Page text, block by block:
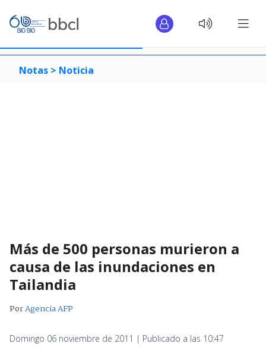
Notas > Noticia
Más de 500 personas murieron a
causa de las inundaciones en
Tailandia
PorAgencia AFP
Domingo 06 noviembre de 2011 | Publicado a las 10:47